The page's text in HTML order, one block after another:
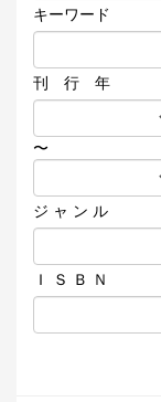
キーワード
刊 行 年
〜
ジ ャ ン ル
Ｉ Ｓ Ｂ Ｎ